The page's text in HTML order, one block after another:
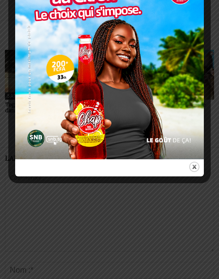
Charbel SOSSOUVI
ARTICLES CONNEXES PLUS DE L'AUTEUR
SANTÉ
Togo : 525 places ouvertes
dans les écoles de santé
SANTÉ
Conjonctivites (Apollo) :
non, un simple regard ne
peut pas vous contaminer
SANTÉ
Togo : la grippe aviaire
refait surface
LAISSER UN COMMENTAIRE